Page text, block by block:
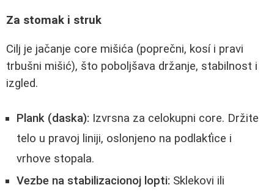
Za stomak i struk
Cilj je jačanje core mišića (poprečni, kosí i pravi
trbušni mišić), što poboljšava držanje, stabilnost i
izgled.
Plank (daska): Izvrsna za celokupni core. Držite
telo u pravoj liniji, oslonjeno na podlakťice i
vrhove stopala.
Vezbe na stabilizacionoj lopti: Sklekovi ili